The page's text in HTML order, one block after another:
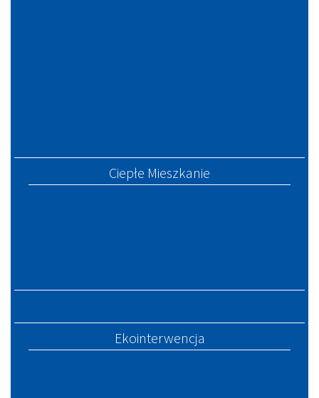
Ciepłe Mieszkanie
Ekointerwencja